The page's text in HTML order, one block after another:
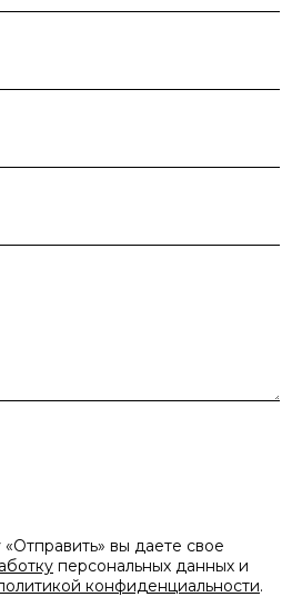
вы даете свое
персональных данных и
конфиденциальности.